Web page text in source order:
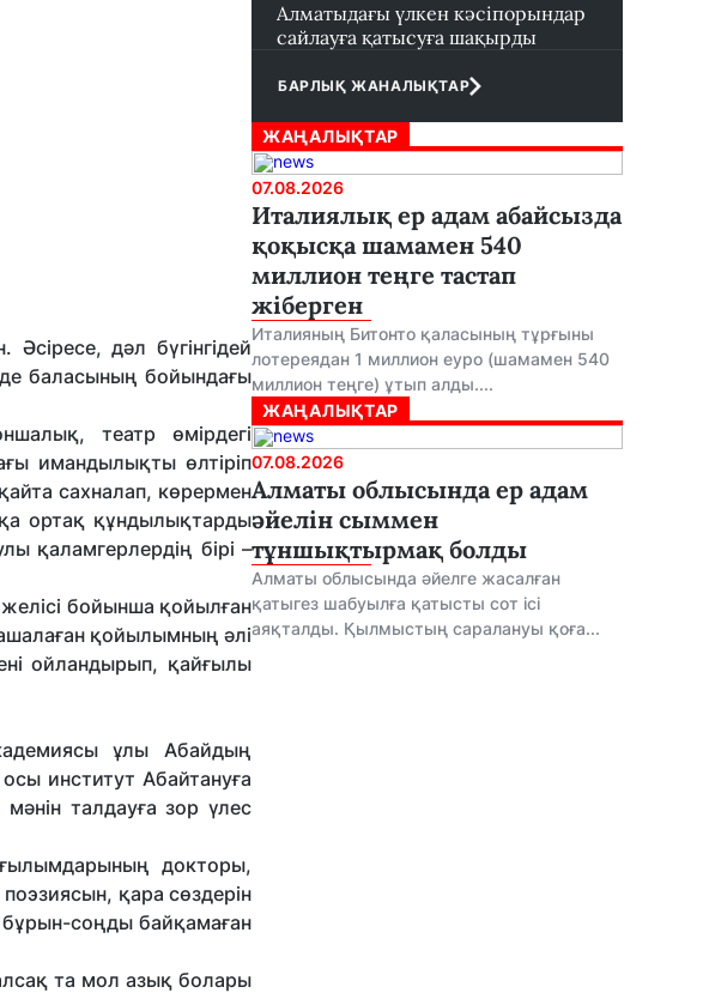
дәл бүгінгідей
баласының бойындағы
театр өмірдегі
имандылықты өлтіріп
сахналап, көрермен
ортақ құндылықтарды
қаламгерлердің бірі –
бойынша қойылған
қойылымның әлі
ойландырып, қайғылы
ұлы Абайдың
институт Абайтануға
талдауға зор үлес
докторы,
қара сөздерін
бұрын-соңды байқамаған
та мол азық болары
Алматыдағы үлкен кәсіпорындар
сайлауға қатысуға шақырды
БАРЛЫҚ ЖАНАЛЫҚТАР
ЖАҢАЛЫҚТАР
07.08.2026
Италиялық ер адам абайсызда
қоқысқа шамамен 540
миллион теңге тастап
жіберген
Италияның Битонто қаласының тұрғыны
лотереядан 1 миллион еуро (шамамен 540
миллион теңге) ұтып алды....
ЖАҢАЛЫҚТАР
07.08.2026
Алматы облысында ер адам
әйелін сыммен
тұншықтырмақ болды
Алматы облысында әйелге жасалған
қатыгез шабуылға қатысты сот ісі
аяқталды. Қылмыстың саралануы қоға...